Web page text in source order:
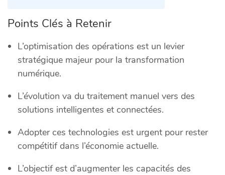
Points Clés à Retenir
L’optimisation des opérations est un levier
stratégique majeur pour la transformation
numérique.
L’évolution va du traitement manuel vers des
solutions intelligentes et connectées.
Adopter ces technologies est urgent pour rester
compétitif dans l’économie actuelle.
L’objectif est d’augmenter les capacités des